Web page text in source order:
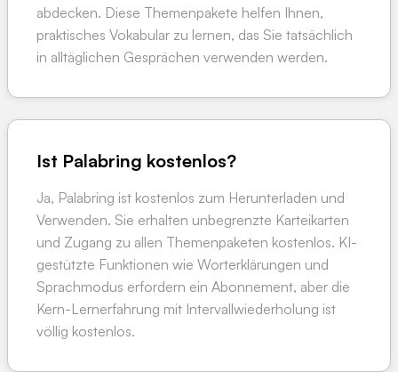
abdecken. Diese Themenpakete helfen Ihnen,
praktisches Vokabular zu lernen, das Sie tatsächlich
in alltäglichen Gesprächen verwenden werden.
Ist Palabring kostenlos?
Ja, Palabring ist kostenlos zum Herunterladen und
Verwenden. Sie erhalten unbegrenzte Karteikarten
und Zugang zu allen Themenpaketen kostenlos. KI-
gestützte Funktionen wie Worterklärungen und
Sprachmodus erfordern ein Abonnement, aber die
Kern-Lernerfahrung mit Intervallwiederholung ist
völlig kostenlos.